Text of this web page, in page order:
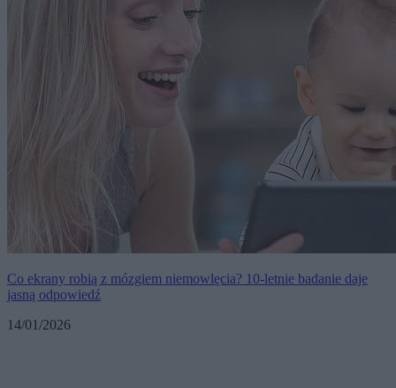
Co ekrany robią z mózgiem niemowlęcia? 10-letnie badanie daje
jasną odpowiedź
14/01/2026